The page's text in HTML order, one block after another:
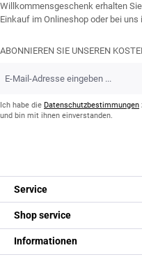
Willkommensgeschenk erhalten
Einkauf im Onlineshop oder bei uns
ABONNIEREN SIE UNSEREN
Mail-
*Ich habe die Datenschutzbestimmungen
und bin mit ihnen einverstanden.
Service
Shop service
Informationen